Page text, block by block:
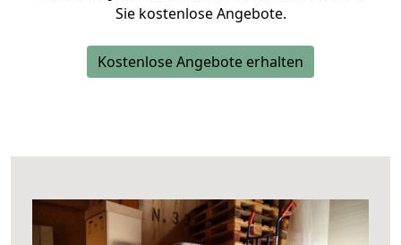
Sie kostenlose Angebote.
Kostenlose Angebote erhalten